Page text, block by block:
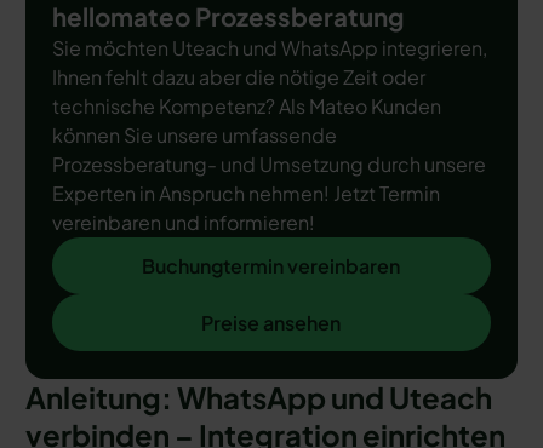
hellomateo Prozessberatung
Sie möchten Uteach und WhatsApp integrieren,
Ihnen fehlt dazu aber die nötige Zeit oder
technische Kompetenz? Als Mateo Kunden
können Sie unsere umfassende
Prozessberatung- und Umsetzung durch unsere
Experten in Anspruch nehmen! Jetzt Termin
vereinbaren und informieren!
Buchungtermin vereinbaren
Buchungtermin vereinbaren
Preise ansehen
Preise ansehen
Anleitung: WhatsApp und Uteach
verbinden – Integration einrichten